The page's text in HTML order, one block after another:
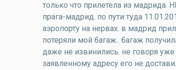
только что прилетела из
прага-мадрид. по пути туда
аэропорту на нервах. в мадрид
потеряли мой багаж.. багаж
даже не извинились. не говоря
заявленному адресу его не